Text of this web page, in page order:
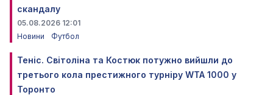
скандалу
05.08.2026 12:01
Новини
Футбол
Теніс. Світоліна та Костюк потужно вийшли до
третього кола престижного турніру WTA 1000 у
Торонто